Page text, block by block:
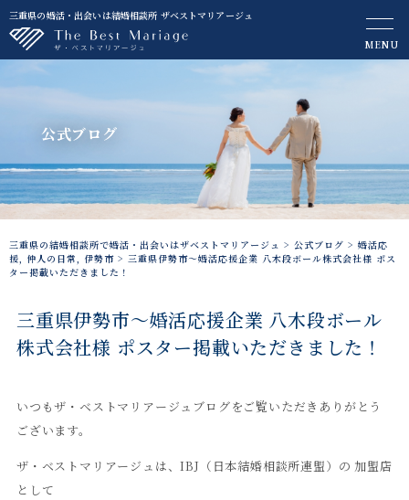
三重県の婚活・出会いは結婚相談所 ザベストマリアージュ
MENU
公式ブログ
三重県の結婚相談所で婚活・出会いはザベストマリアージュ > 公式ブログ > 婚活応
援, 仲人の日常, 伊勢市 > 三重県伊勢市～婚活応援企業 八木段ボール株式会社様 ポス
ター掲載いただきました！
三重県伊勢市～婚活応援企業 八木段ボール
株式会社様 ポスター掲載いただきました！
いつもザ・ベストマリアージュブログをご覧いただきありがとう
ございます。
ザ・ベストマリアージュは、IBJ（日本結婚相談所連盟）の 加盟店
として